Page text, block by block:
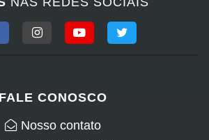
FALE CONOSCO
Nosso contato